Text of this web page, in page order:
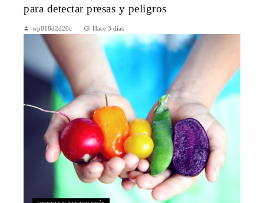
para detectar presas y peligros
wp018d2d20c Hace 3 días